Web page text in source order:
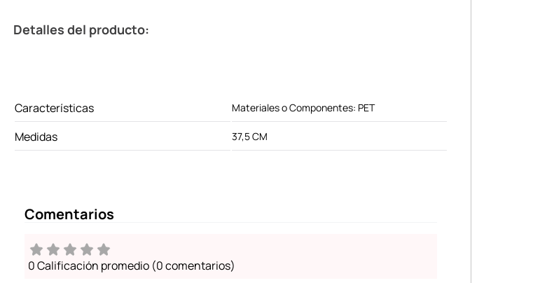
Detalles del producto:
Características Materiales o Componentes: PET
Medidas 37,5 CM
Comentarios
0 Calificación promedio (0 comentarios)